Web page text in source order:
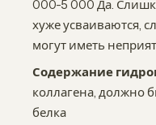
000-5 000 Да.
хуже усваиваются,
могут иметь
Содержание
коллагена, должно
белка